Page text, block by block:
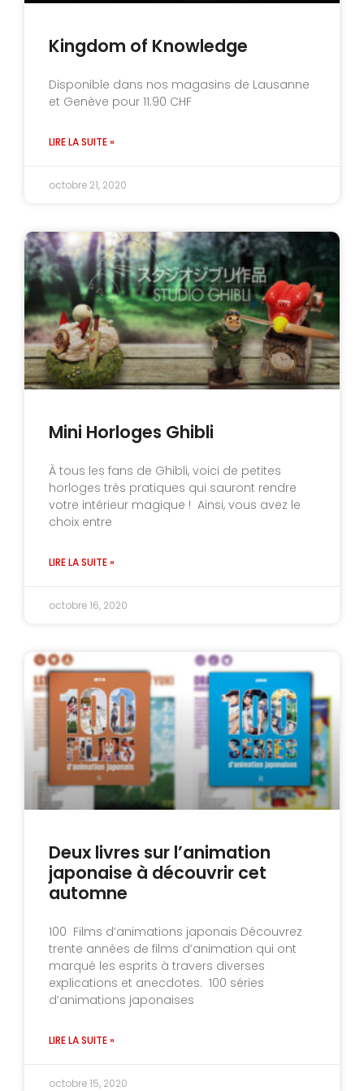
Kingdom of Knowledge
Disponible dans nos magasins de Lausanne
et Genève pour 11.90 CHF
LIRE LA SUITE »
octobre 21, 2020
Mini Horloges Ghibli
À tous les fans de Ghibli, voici de petites
horloges très pratiques qui sauront rendre
votre intérieur magique ! Ainsi, vous avez le
choix entre
LIRE LA SUITE »
octobre 16, 2020
Deux livres sur l’animation
japonaise à découvrir cet
automne
100 Films d’animations japonais Découvrez
trente années de films d’animation qui ont
marqué les esprits à travers diverses
explications et anecdotes. 100 séries
d’animations japonaises
LIRE LA SUITE »
octobre 15, 2020